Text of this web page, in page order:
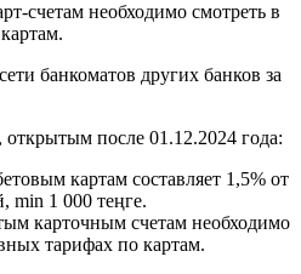
счетам необходимо смотреть в
банкоматов других банков за
после 01.12.2024 года:
картам составляет 1,5% от
min 1 000 теңге.
карточным счетам необходимо
тарифах по картам.